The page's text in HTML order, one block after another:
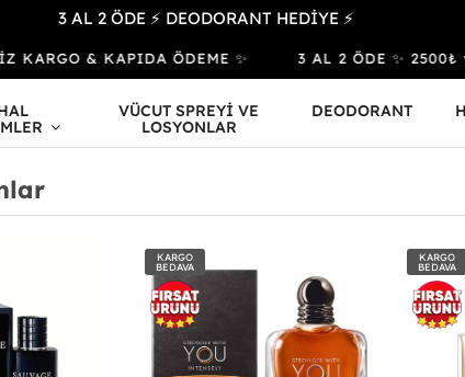
3 AL 2 ÖDE ⚡ DEODORANT HEDİYE ⚡
& KAPIDA ÖDEME ✨ 3 AL 2 ÖDE ✨ 2500₺ ve
VÜCUT SPREYİ VE
LOSYONLAR
DEODORANT
KARGO
BEDAVA
KARGO
BEDAVA